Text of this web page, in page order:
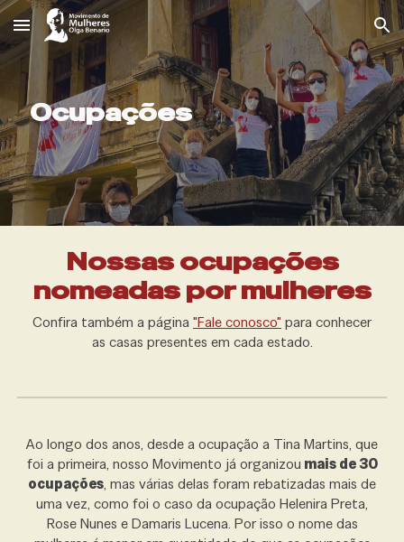
Skip to main content Skip to navigation
Ocupações
Nossas ocupações
nomeadas por mulheres
Confira também a página"Fale conosco" para conhecer
as casas presentes em cada estado.
Ao longo dos anos, desde a ocupação a Tina Martins, que
foi aprimeira, nosso Movimento já organizou mais de 30
ocupações, mas várias delas foram rebatizadas mais de
uma vez, como foi o caso da ocupação Helenira Preta,
Rose Nunes e Damaris Lucena. Por isso o nome das